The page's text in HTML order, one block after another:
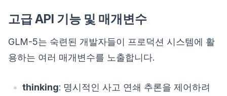
고급 API 기능 및 매개변수
GLM-5는 숙련된 개발자들이 프로덕션 시스템에 활
용하는 여러 매개변수를 노출합니다.
thinking: 명시적인 사고 연쇄 추론을 제어하려